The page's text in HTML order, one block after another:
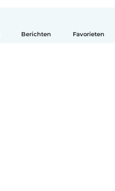
Berichten Favorieten